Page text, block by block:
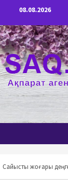
08.08.2026
Сайысты жоғары